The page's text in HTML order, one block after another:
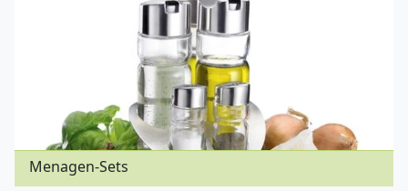
Menagen-Sets